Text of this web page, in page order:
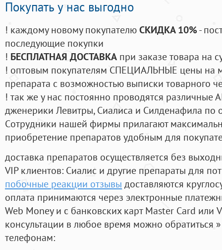
Покупать у нас выгодно
! каждому новому покупателюСКИДКА 10%-
последующие покупки
! БЕСПЛАТНАЯ ДОСТАВКА при заказе товара на
! оптовым покупателям СПЕЦИАЛЬНЫЕ цены на
препарата с возможностью выписки товарного
! так же у нас постоянно проводятся
дженерики Левитры, Сиалиса и Силденафила по
Cотрудники нашей фирмы прилагают
приобретение препаратов удобным для
доставка препаратов осуществляется без
VIP клиентов: Сиалис и другие препараты для
побочные реакции отзывы доставляются
оплата принимаются через электронные
Web Money и с банковских карт Master Card или
консультации в любое время можно обратиться
телефонам: